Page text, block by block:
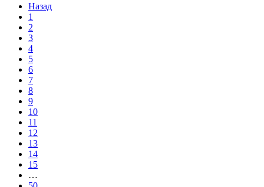
Назад
1
2
3
4
5
6
7
8
9
10
11
12
13
14
15
…